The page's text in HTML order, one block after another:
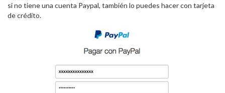
si no tiene una cuenta Paypal, también lo puedes hacer con tarjeta
de crédito.